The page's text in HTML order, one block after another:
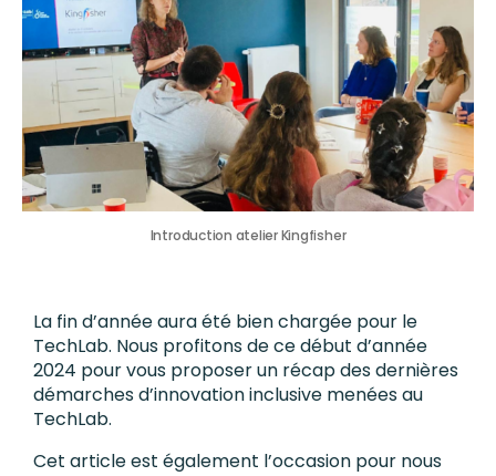
Introduction atelier Kingfisher
La fin d’année aura été bien chargée pour le
TechLab. Nous profitons de ce début d’année
2024 pour vous proposer un récap des dernières
démarches d’innovation inclusive menées au
TechLab.
Cet article est également l’occasion pour nous